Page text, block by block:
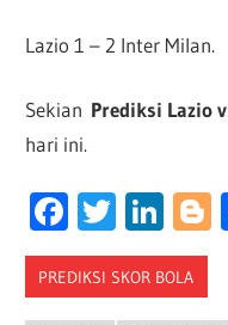
Lazio 1 – 2 Inter Milan.
Sekian Prediksi Lazio
hari ini.
Facebook
PREDIKSI SKOR BOLA